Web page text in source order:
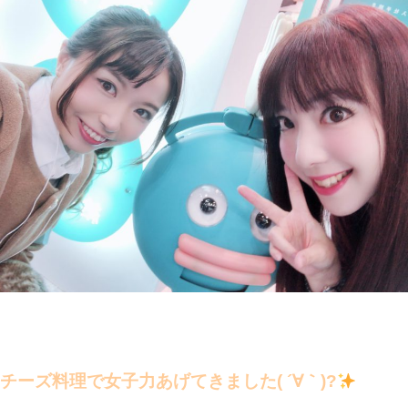
チーズ料理で女子力あげてきました( ´∀｀)?